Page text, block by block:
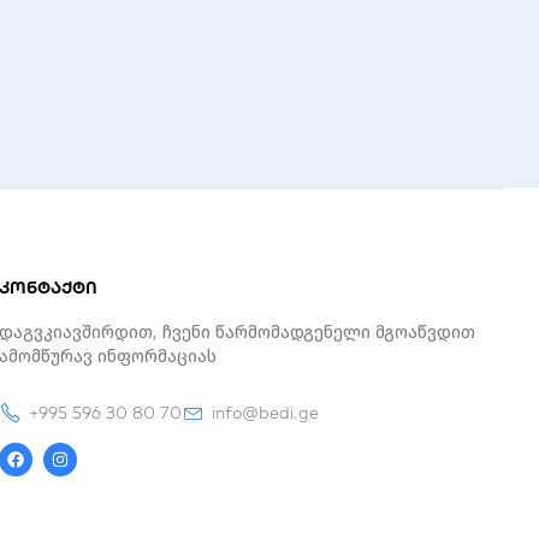
კონტაქტი
Დაგვკიავშირდით, Ჩვენი Წარმომადგენელი Მგოაწვდით
Ამომწურავ Ინფორმაციას
+995 596 30 80 70
info@bedi.ge
a
c
e
n
s
t